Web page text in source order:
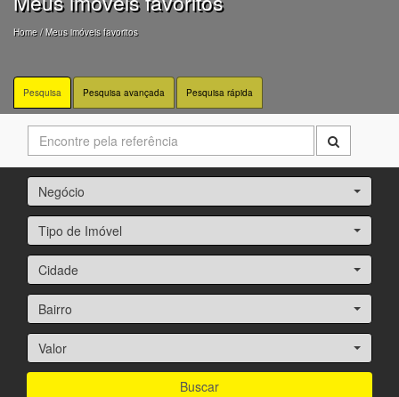
Home / Meus imóveis favoritos
Pesquisa Pesquisa avançada Pesquisa rápida
Negócio
Tipo de Imóvel
Cidade
Bairro
Valor
Buscar